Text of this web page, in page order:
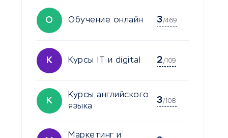
О Обучение онлайн 3/469
К Курсы IT и digital 2/109
К
Курсы английского
языка
3/108
Маркетинг и